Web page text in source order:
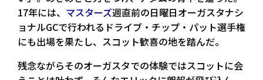
17年には、 マスターズ週直前の日曜日オーガスタナシ
ョナルGCで行われるドライブ・チップ・パット選手権
にも出場を果たし、スコット歓喜の地を踏んだ。
残念ながらそのオーガスタでの体験ではスコットに会